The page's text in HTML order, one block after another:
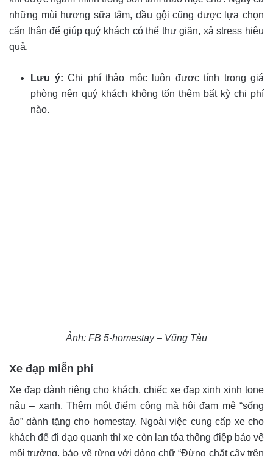
những mùi hương sữa tắm, dầu gội cũng được lựa chọn
cẩn thận để giúp quý khách có thể thư giãn, xả stress hiệu
quả.
Lưu ý: Chi phí thảo mộc luôn được tính trong giá
phòng nên quý khách không tốn thêm bất kỳ chi phí
nào.
Ảnh: FB 5-homestay – Vũng Tàu
Xe đạp miễn phí
Xe đạp dành riêng cho khách, chiếc xe đạp xinh xinh tone
nâu – xanh. Thêm một điểm cộng mà hội đam mê “sống
ảo” dành tặng cho homestay. Ngoài việc cung cấp xe cho
khách để đi dạo quanh thì xe còn lan tỏa thông điệp bảo vệ
môi trường, bảo vệ rừng với dòng chữ “Đừng chặt cây trên